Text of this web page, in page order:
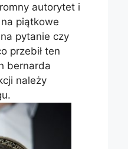
autorytet i
piątkowe
pytanie czy
przebił ten
bernarda
należy